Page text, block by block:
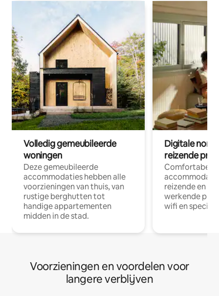
Volledig gemeubileerde
woningen
Deze gemeubileerde
accommodaties hebben alle
voorzieningen van thuis, van
rustige berghutten tot
handige appartementen
midden in de stad.
Digitale
reizende
Comfortabele
reizende en
werkende
wifi en
Voorzieningen en voordelen voor
langere verblijven